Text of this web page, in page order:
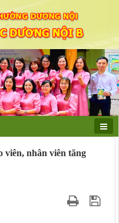
viên, nhân viên tăng